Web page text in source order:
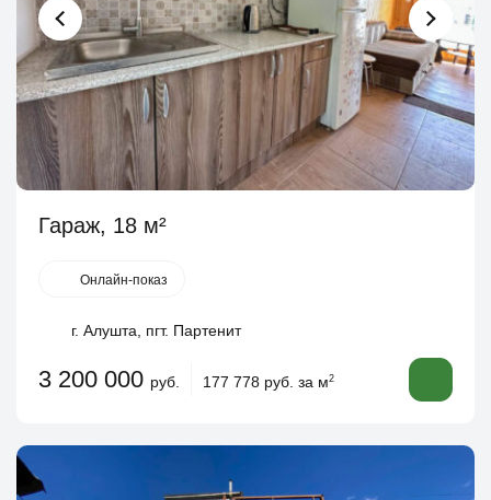
Гараж, 18 м²
Онлайн-показ
г. Алушта, пгт. Партенит
3 200 000 руб. 177 778 руб. за м2